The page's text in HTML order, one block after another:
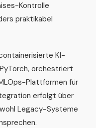
Kontrolle
praktikabel
KI-
orchestriert
Plattformen für
erfolgt über
Legacy-Systeme